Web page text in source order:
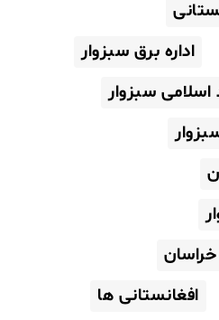
اداره برق سبزوار
اسلامی سبزوار
افغانستانی ها